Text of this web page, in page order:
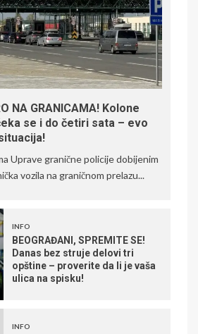
NA GRANICAMA! Kolone
se i do četiri sata – evo
Uprave granične policije dobijenim
vozila na graničnom prelazu...
INFO
BEOGRAĐANI, SPREMITE SE!
Danas bez struje delovi tri
opštine – proverite da li je vaša
ulica na spisku!
INFO